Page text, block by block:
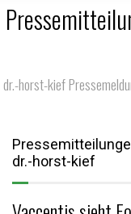
dr.-horst-kief
dr.-horst-kief